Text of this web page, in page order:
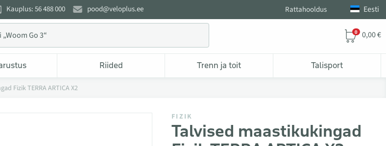
Kauplus: 56 488 000 pood@veloplus.ee Rattahooldus Eesti
0 0,00 €
Riided Trenn ja toit Talisport
Fizik TERRA ARTICA X2
FIZIK
Talvised maastikukingad